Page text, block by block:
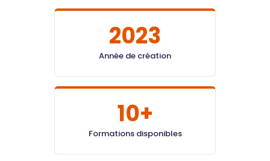
2023
Année de création
10+
Formations disponibles